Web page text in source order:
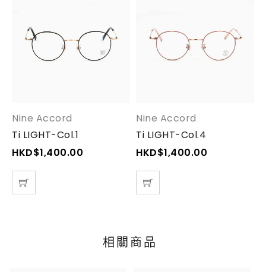
Nine Accord
Ti LIGHT-Col.1
HKD$1,400.00
Nine Accord
Ti LIGHT-Col.4
HKD$1,400.00
相關商品